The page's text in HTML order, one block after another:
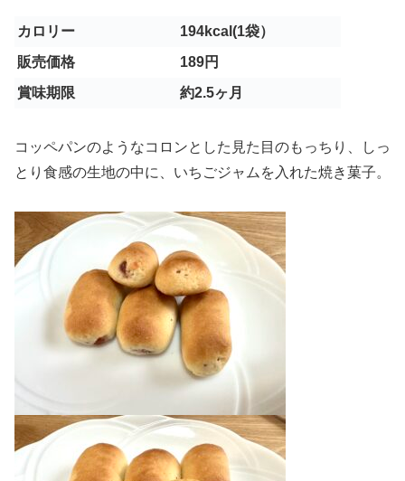
カロリー
194kcal(1袋）
販売価格
189円
賞味期限
約2.5ヶ月
コッペパンのようなコロンとした見た目のもっちり、しっ
とり食感の生地の中に、いちごジャムを入れた焼き菓子。